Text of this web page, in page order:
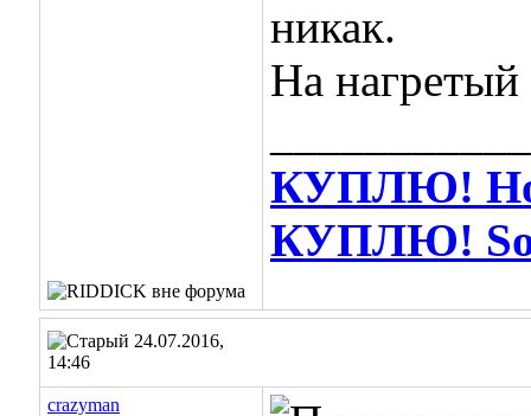
никак.
На нагретый
КУПЛЮ!
КУПЛЮ!
24.07.2016,
14:46
crazyman